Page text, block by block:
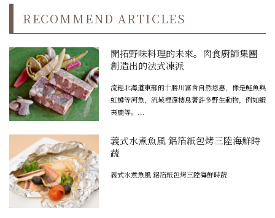
RECOMMEND ARTICLES
開拓野味料理的未來。肉食廚師集團
創造出的法式凍派
流經北海道東部的十勝川富含自然恩惠，像是鮭魚與
虹鱒等河魚，流域裡還棲息著許多野生動物，例如蝦
夷鹿等。...
義式水煮魚風 鋁箔紙包烤三陸海鮮時
蔬
義式水煮魚風 鋁箔紙包烤三陸海鮮時蔬